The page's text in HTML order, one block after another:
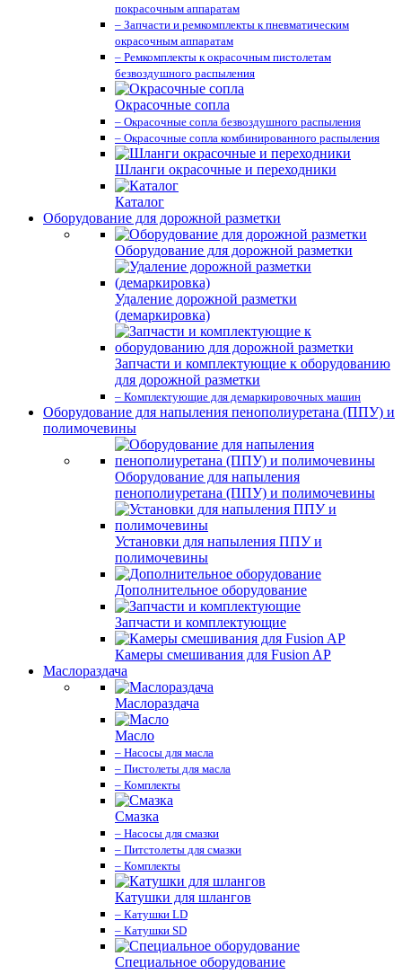
покрасочным аппаратам
– Запчасти и ремкомплекты к пневматическим
окрасочным аппаратам
– Ремкомплекты к окрасочным пистолетам
безвоздушного распыления
Окрасочные сопла
– Окрасочные сопла безвоздушного распыления
– Окрасочные сопла комбинированного распыления
Шланги окрасочные и переходники
Каталог
Оборудование для дорожной разметки
Оборудование для дорожной разметки
Удаление дорожной разметки
(демаркировка)
Запчасти и комплектующие к оборудованию
для дорожной разметки
– Комплектующие для демаркировочных машин
Оборудование для напыления пенополиуретана (ППУ) и
полимочевины
Оборудование для напыления
пенополиуретана (ППУ) и полимочевины
Установки для напыления ППУ и
полимочевины
Дополнительное оборудование
Запчасти и комплектующие
Камеры смешивания для Fusion AP
Маслораздача
Маслораздача
Масло
– Насосы для масла
– Пистолеты для масла
– Комплекты
Смазка
– Насосы для смазки
– Питстолеты для смазки
– Комплекты
Катушки для шлангов
– Катушки LD
– Катушки SD
Специальное оборудование